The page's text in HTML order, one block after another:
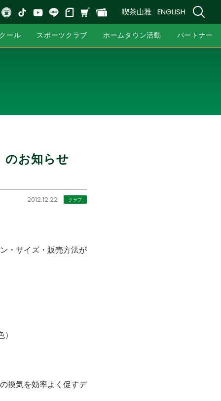
喫茶山雅 ENGLISH
ール スポーツクラブ ホームタウン活動 パートナー
のお知らせ
2012.12.22 クラブ
・サイズ・販売方法が
換気を効率よく促すデ